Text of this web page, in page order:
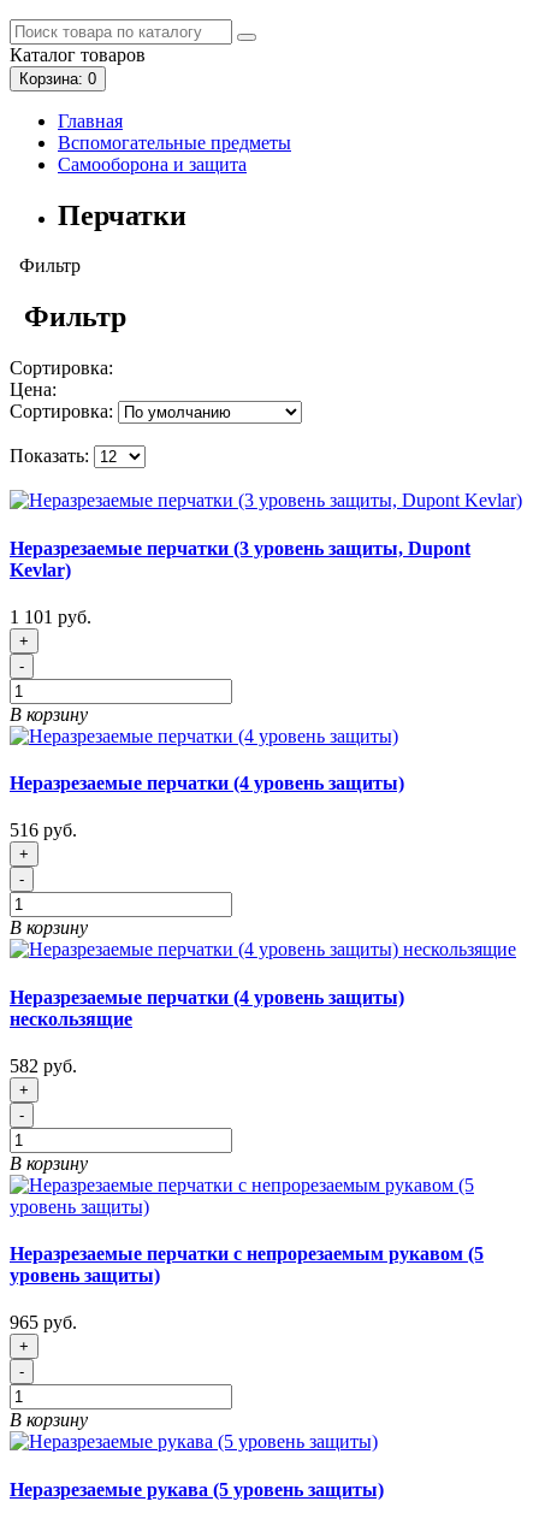
Каталог товаров
Корзина: 0
Главная
Вспомогательные предметы
Самооборона и защита
Перчатки
Фильтр
Фильтр
Сортировка:
Цена:
Сортировка:
Показать:
Неразрезаемые перчатки (3 уровень защиты, Dupont
Kevlar)
1 101 руб.
+
-
В корзину
Неразрезаемые перчатки (4 уровень защиты)
516 руб.
+
-
В корзину
Неразрезаемые перчатки (4 уровень защиты)
нескользящие
582 руб.
+
-
В корзину
Неразрезаемые перчатки с непрорезаемым рукавом (5
уровень защиты)
965 руб.
+
-
В корзину
Неразрезаемые рукава (5 уровень защиты)